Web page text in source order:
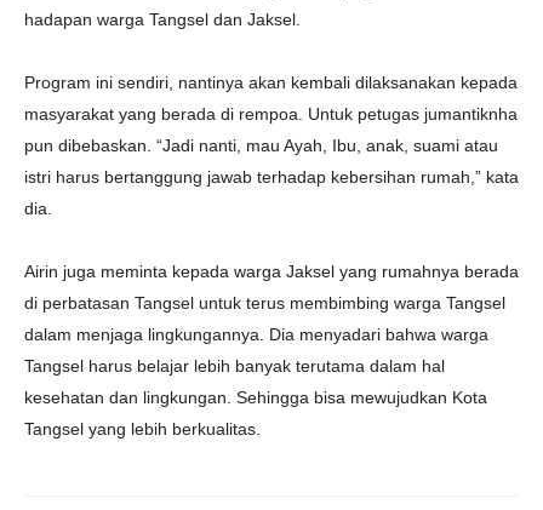
hadapan warga Tangsel dan Jaksel.
Program ini sendiri, nantinya akan kembali dilaksanakan kepada
masyarakat yang berada di rempoa. Untuk petugas jumantiknha
pun dibebaskan. “Jadi nanti, mau Ayah, Ibu, anak, suami atau
istri harus bertanggung jawab terhadap kebersihan rumah,” kata
dia.
Airin juga meminta kepada warga Jaksel yang rumahnya berada
di perbatasan Tangsel untuk terus membimbing warga Tangsel
dalam menjaga lingkungannya. Dia menyadari bahwa warga
Tangsel harus belajar lebih banyak terutama dalam hal
kesehatan dan lingkungan. Sehingga bisa mewujudkan Kota
Tangsel yang lebih berkualitas.